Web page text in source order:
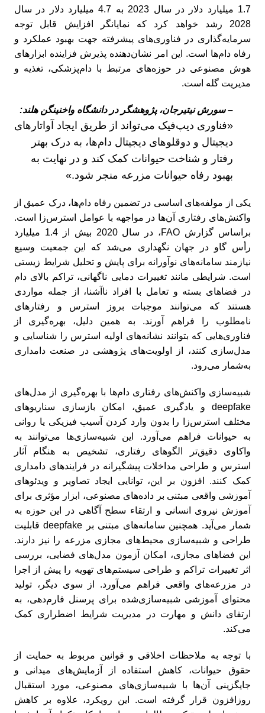
1.7 میلیارد دلار در سال 2023 به 4.7 میلیارد دلار در سال
2028 رشد خواهد کرد که نمایانگر افزایش قابل توجه
سرمایه‌گذاری در فناوری‌های پیشرفته جهت بهبود عملکرد و
رفاه دام‌ها است. این امر نشان‌دهنده پذیرش فزاینده ابزارهای
هوش مصنوعی در حوزه‌های مرتبط با دام‌پزشکی، تغذیه و
مدیریت گله است.
– سورش نیتیرجان، پژوهشگر در دانشگاه واخنینگن هلند:
«فناوری دیپ‌فیک می‌تواند از طریق ایجاد آواتارهای
دیجیتال و دوقلوهای دیجیتال دام‌ها، به درک بهتر
رفتار و شناخت حیوانات کمک کند و در نهایت به
بهبود رفاه حیوانات مزرعه منجر شود.»
یکی از مولفه‌های اساسی در تضمین رفاه دام‌ها، درک عمیق از
واکنش‌های رفتاری آن‌ها در مواجهه با عوامل استرس‌زا است.
براساس گزارش FAO، در سال 2020 بیش از 1.4 میلیارد
رأس گاو در جهان نگهداری می‌شد که این جمعیت وسیع
نیازمند سامانه‌های نوآورانه برای پایش و تحلیل شرایط زیستی
است. شرایطی مانند تغییرات دمایی ناگهانی، تراکم بالای دام
در فضاهای بسته و تعامل با افراد ناآشنا، از جمله مواردی
هستند که می‌توانند موجبات بروز استرس و رفتارهای
نامطلوب را فراهم آورند. به همین دلیل، بهره‌گیری از
فناوری‌هایی که بتوانند نشانه‌های اولیه استرس را شناسایی و
مدل‌سازی کنند، از اولویت‌های پژوهشی در صنعت دامداری
به‌شمار می‌رود.
شبیه‌سازی واکنش‌های رفتاری دام‌ها با بهره‌گیری از مدل‌های
deepfake و یادگیری عمیق، امکان بازسازی سناریوهای
مختلف استرس‌زا را بدون وارد کردن آسیب فیزیکی یا روانی
به حیوانات فراهم می‌آورد. این شبیه‌سازی‌ها می‌توانند به
واکاوی دقیق‌تر الگوهای رفتاری، تشخیص به هنگام آثار
استرس و طراحی مداخلات پیشگیرانه در فرایندهای دامداری
کمک کنند. افزون بر این، توانایی ایجاد تصاویر و ویدئوهای
آموزشی واقعی مبتنی بر داده‌های مصنوعی، ابزار مؤثری برای
آموزش نیروی انسانی و ارتقاء سطح آگاهی در این حوزه به
شمار می‌آید. همچنین سامانه‌های مبتنی بر deepfake قابلیت
طراحی و شبیه‌سازی محیط‌های مجازی مزرعه را نیز دارند.
این فضاهای مجازی، امکان آزمون مدل‌های فضایی، بررسی
اثر تغییرات تراکم و طراحی سیستم‌های تهویه را پیش از اجرا
در مزرعه‌های واقعی فراهم می‌آورد. از سوی دیگر، تولید
محتوای آموزشی شبیه‌سازی‌شده برای پرسنل فارم‌دهی، به
ارتقای دانش و مهارت در مدیریت شرایط اضطراری کمک
می‌کند.
با توجه به ملاحظات اخلاقی و قوانین مربوط به حمایت از
حقوق حیوانات، کاهش استفاده از آزمایش‌های میدانی و
جایگزینی آن‌ها با شبیه‌سازی‌های مصنوعی، مورد استقبال
روزافزون قرار گرفته است. این رویکرد، علاوه بر کاهش